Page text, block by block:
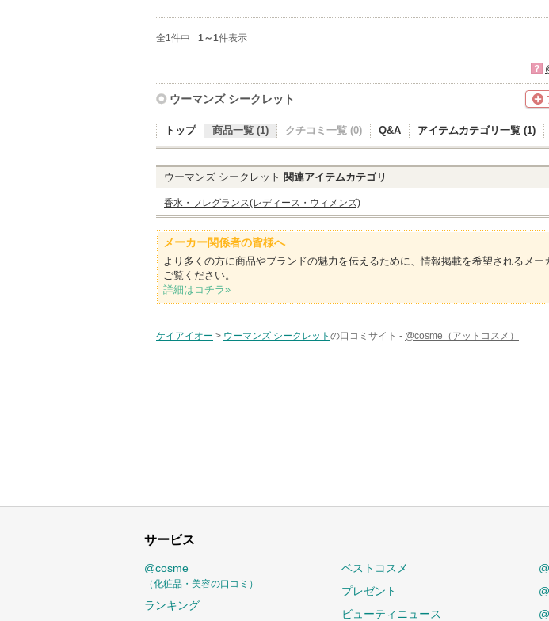
全1件中 1～1件表示
?
ウーマンズ シークレット
トップ 商品一覧 (1) クチコミ一覧 (0) Q&A アイテムカテゴリ一覧 (1)
ウーマンズ シークレット 関連アイテムカテゴリ
香水・フレグランス(レディース・ウィメンズ)
メーカー関係者の皆様へ
より多くの方に商品やブランドの魅力を伝えるために、情報掲載を希望されるメー
ご覧ください。
詳細はコチラ»
ケイアイオー > ウーマンズ シークレット の口コミサイト - @cosme（アットコスメ）
サービス
@cosme
（化粧品・美容の口コミ）
ランキング
ベストコスメ
プレゼント
ビューティニュース